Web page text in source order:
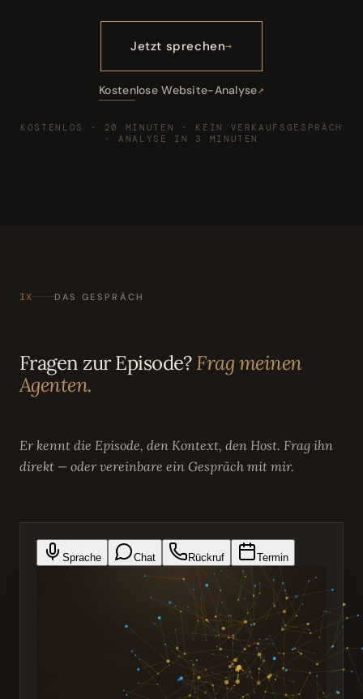
Jetzt sprechen
Kostenlose Website-Analyse
KOSTENLOS · 20 MINUTEN · KEIN VERKAUFSGESPRÄCH
· ANALYSE IN 3 MINUTEN
IX DAS GESPRÄCH
Fragen zur Episode?Frag meinen
Agenten.
Er kennt die Episode, den Kontext, den Host. Frag ihn
direkt — oder vereinbare ein Gespräch mit mir.
Sprache Chat Rückruf Termin